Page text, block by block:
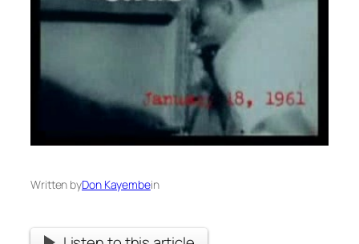
Written byDon Kayembein